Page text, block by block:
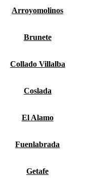
Arroyomolinos
Brunete
Collado Villalba
Coslada
El Alamo
Fuenlabrada
Getafe